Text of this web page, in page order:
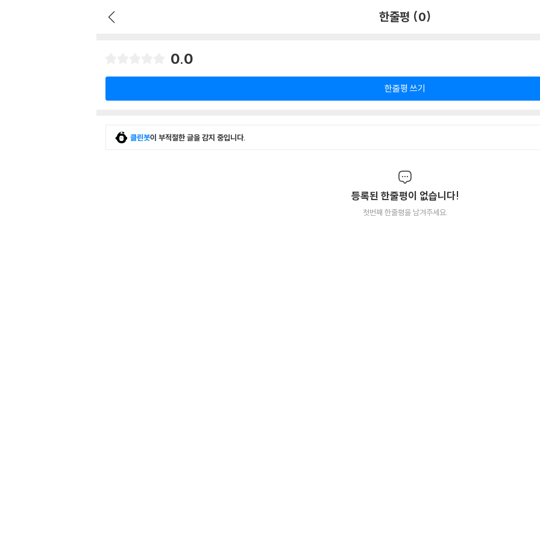
한줄평 (0)
0.0
한줄평 쓰기
클린봇이 부적절한 글을 감지 중입니다.
등록된 한줄평이 없습니다!
첫번째 한줄평을 남겨주세요.